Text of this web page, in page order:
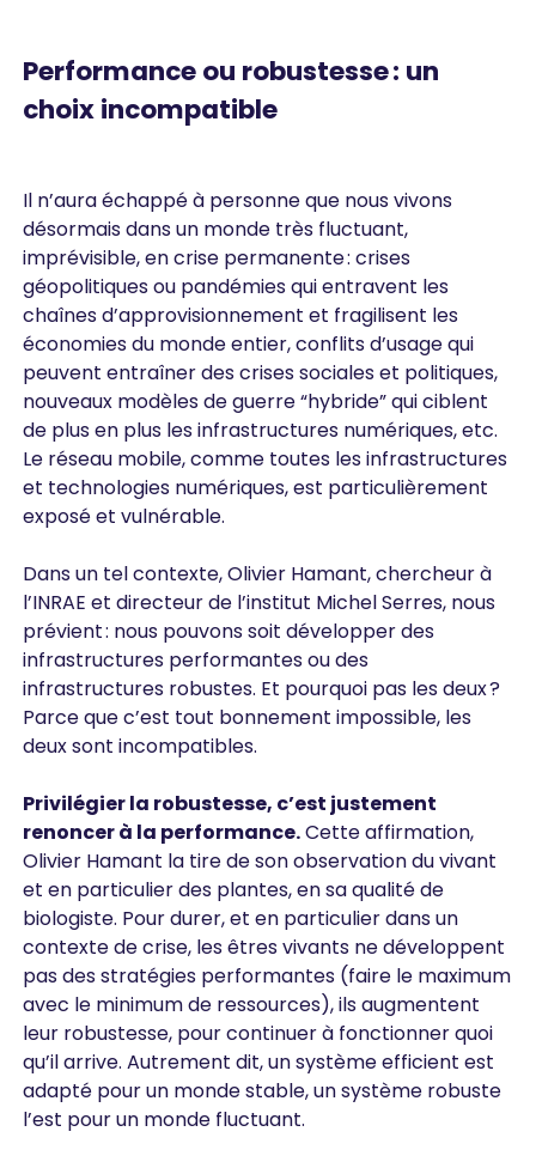
Performance ou robustesse : un
choix incompatible
Il n’aura échappé à personne que nous vivons
désormais dans un monde très fluctuant,
imprévisible, en crise permanente : crises
géopolitiques ou pandémies qui entravent les
chaînes d’approvisionnement et fragilisent les
économies du monde entier, conflits d’usage qui
peuvent entraîner des crises sociales et politiques,
nouveaux modèles de guerre “hybride” qui ciblent
de plus en plus les infrastructures numériques, etc.
Le réseau mobile, comme toutes les infrastructures
et technologies numériques, est particulièrement
exposé et vulnérable.
Dans un tel contexte, Olivier Hamant, chercheur à
l’INRAE et directeur de l’institut Michel Serres, nous
prévient : nous pouvons soit développer des
infrastructures performantes ou des
infrastructures robustes. Et pourquoi pas les deux ?
Parce que c’est tout bonnement impossible, les
deux sont incompatibles.
Privilégier la robustesse, c’est justement
renoncer à la performance.Cette affirmation,
Olivier Hamant la tire de son observation du vivant
et en particulier des plantes, en sa qualité de
biologiste. Pour durer, et en particulier dans un
contexte de crise, les êtres vivants ne développent
pas des stratégies performantes (faire le maximum
avec le minimum de ressources), ils augmentent
leur robustesse, pour continuer à fonctionner quoi
qu’il arrive. Autrement dit, un système efficient est
adapté pour un monde stable, un système robuste
l’est pour un monde fluctuant.